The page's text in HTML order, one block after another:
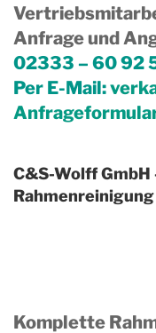
Anfrage und
02333 – 60 92
Per E-Mail:
C&S-Wolff
Komplette